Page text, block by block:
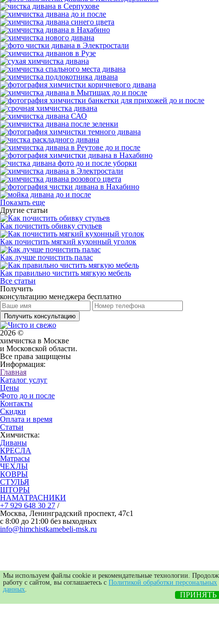
Наши мастера
Оборудование и средства
Частые вопросы-ответы
Показать еще
Другие статьи
Как почистить обивку стульев
Как почистить мягкий кухонный уголок
Как лучше почистить палас
Как правильно чистить мягкую мебель
Все статьи
Получить
консультацию менеджера бесплатно
Получить консультацию
2026 ©
химчистка в Москве
и Московской области.
Все права защищены
Информация:
Главная
Каталог услуг
Цены
Фото до и после
Контакты
Скидки
Оплата и время
Статьи
Химчистка:
Диваны
КРЕСЛА
Матрасы
ЧЕХЛЫ
КОВРЫ
СТУЛЬЯ
ШТОРЫ
НАМАТРАСНИКИ
+7 929 648 30 27 /
Москва, Ленинградский проспект, 47с1
с 8:00 до 21:00 без выходных
info@himchistkamebeli-msk.ru
Мы используем файлы cookie и рекомендательные технологии.
работу с сайтом, вы соглашаетесь сПолитикой обработки персональных
данных.
ПРИНЯТЬ